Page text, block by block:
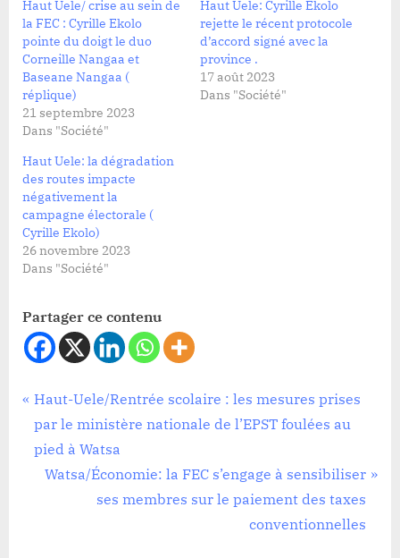
Haut Uele/ crise au sein de
la FEC : Cyrille Ekolo
pointe du doigt le duo
Corneille Nangaa et
Baseane Nangaa (
réplique)
21 septembre 2023
Dans "Société"
Haut Uele: Cyrille Ekolo
rejette le récent protocole
d’accord signé avec la
province .
17 août 2023
Dans "Société"
Haut Uele: la dégradation
des routes impacte
négativement la
campagne électorale (
Cyrille Ekolo)
26 novembre 2023
Dans "Société"
Partager ce contenu
Société
Navigation
de
l’article
P
r
e
Haut-Uele/Rentrée scolaire : les mesures prises
par le ministère nationale de l’EPST foulées au
pied à Watsa
N
Watsa/Économie: la FEC s’engage à sensibiliser
ses membres sur le paiement des taxes
conventionnelles